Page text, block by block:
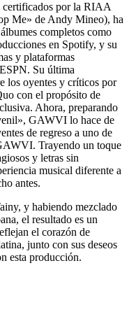
por la RIAA
Me» de Andy Mineo), ha
completos como
en Spotify, y su
y plataformas
Su última
los oyentes y críticos por
con el propósito de
Ahora, preparando
GAWVI lo hace de
de regreso a uno de
Trayendo un toque
y letras sin
musical diferente a
antes.
y habiendo mezclado
el resultado es un
el corazón de
junto con sus deseos
esta producción.